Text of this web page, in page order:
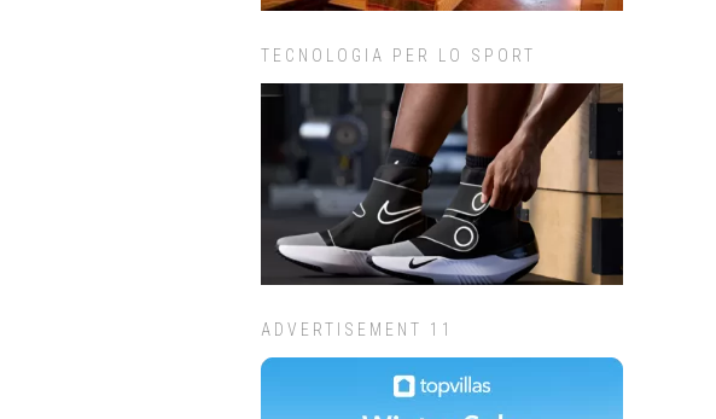
TECNOLOGIA PER LO SPORT
ADVERTISEMENT 11